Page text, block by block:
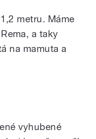
metru. Máme
a taky
na mamuta a
vyhubené